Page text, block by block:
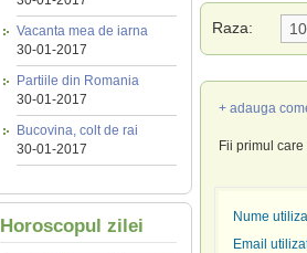
Vacanta mea de iarna
30-01-2017
Partiile din Romania
30-01-2017
Bucovina, colt de rai
30-01-2017
Horoscopul zilei
Raza:
+ adauga
Fii primul
Nume
Email